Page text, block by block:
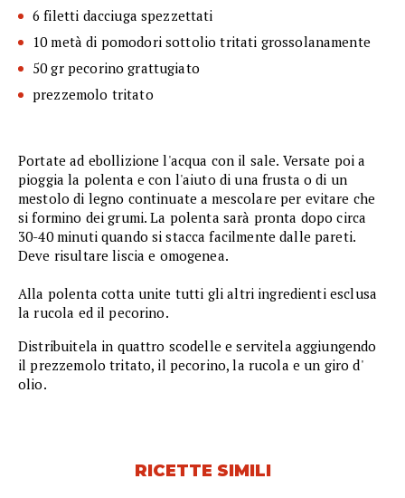
6 filetti dacciuga spezzettati
10 metà di pomodori sottolio tritati grossolanamente
50 gr pecorino grattugiato
prezzemolo tritato
Portate ad ebollizione l'acqua con il sale. Versate poi a
pioggia la polenta e con l'aiuto di una frusta o di un
mestolo di legno continuate a mescolare per evitare che
si formino dei grumi. La polenta sarà pronta dopo circa
30-40 minuti quando si stacca facilmente dalle pareti.
Deve risultare liscia e omogenea.
Alla polenta cotta unite tutti gli altri ingredienti esclusa
la rucola ed il pecorino.
Distribuitela in quattro scodelle e servitela aggiungendo
il prezzemolo tritato, il pecorino, la rucola e un giro d'
olio.
RICETTE SIMILI